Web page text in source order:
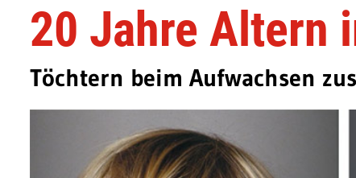
20 Jahre Altern
Töchtern beim Aufwachsen